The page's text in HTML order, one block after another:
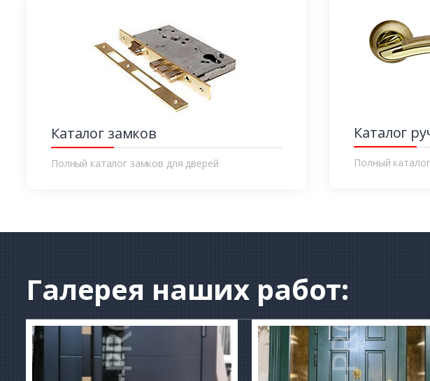
Каталог замков
Полный каталог замков для дверей
Каталог
Полный
Галерея наших работ: